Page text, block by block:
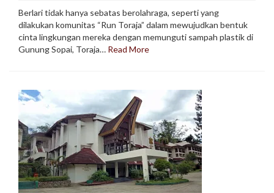
Berlari tidak hanya sebatas berolahraga, seperti yang
dilakukan komunitas “Run Toraja” dalam mewujudkan bentuk
cinta lingkungan mereka dengan memunguti sampah plastik di
Gunung Sopai, Toraja… Read More